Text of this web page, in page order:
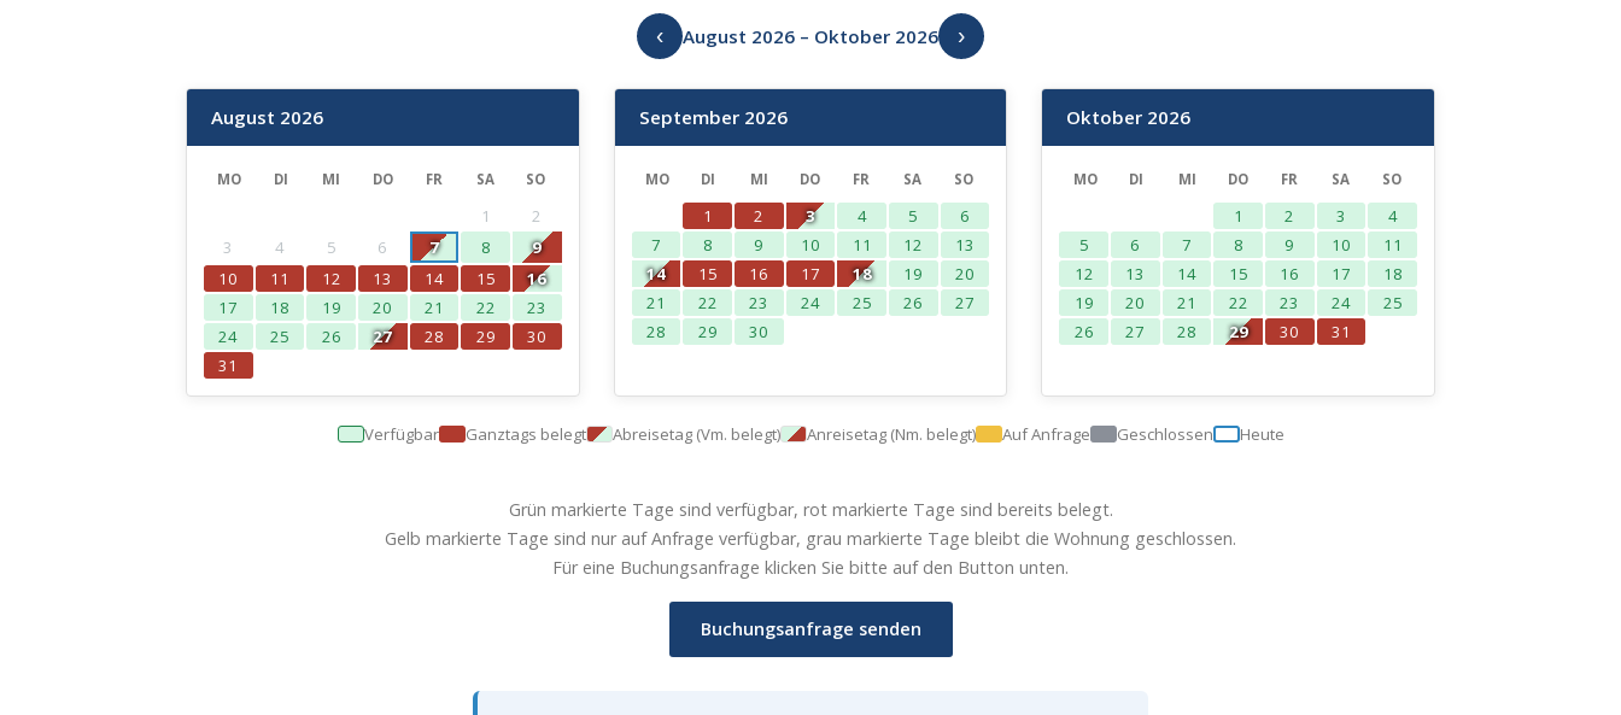
‹ August 2026 – Oktober 2026 ›
August 2026
MO DI MI DO FR SA SO
1
2
3
4 5 6 7 8
9
10
11 12 13 14 15
16
17
18 19 20 21 22
23
24
25 26 27 28 29
30
31
September 2026
MO DI MI DO FR SA SO
1 2 3 4 5
6
7
8 9 10 11 12
13
14
15 16 17 18 19
20
21
22 23 24 25 26
27
28
29 30
Oktober 2026
MO DI MI DO FR SA SO
1 2 3
4
5
6 7 8 9 10
11
12
13 14 15 16 17
18
19
20 21 22 23 24
25
26
27 28 29 30 31
Verfügbar Ganztags belegt Abreisetag (Vm. belegt) Anreisetag (Nm. belegt) Auf Anfrage Geschlossen Heute
Grün markierte Tage sind verfügbar, rot markierte Tage sind bereits belegt.
Gelb markierte Tage sind nur auf Anfrage verfügbar, grau markierte Tage bleibt die Wohnung geschlossen.
Für eine Buchungsanfrage klicken Sie bitte auf den Button unten.
Buchungsanfrage senden